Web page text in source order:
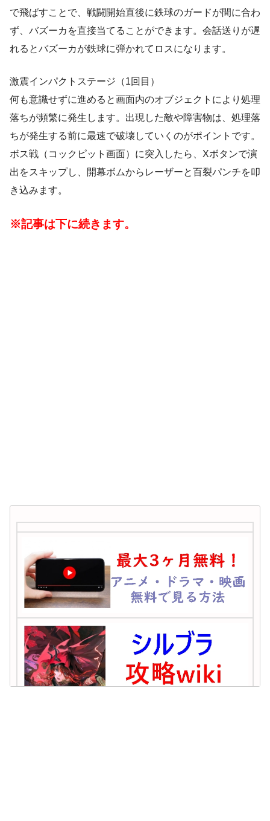
で飛ばすことで、戦闘開始直後に鉄球のガードが間に合わ
ず、バズーカを直接当てることができます。会話送りが遅
れるとバズーカが鉄球に弾かれてロスになります。
激震インパクトステージ（1回目）
何も意識せずに進めると画面内のオブジェクトにより処理
落ちが頻繁に発生します。出現した敵や障害物は、処理落
ちが発生する前に最速で破壊していくのがポイントです。
ボス戦（コックピット画面）に突入したら、Xボタンで演
出をスキップし、開幕ボムからレーザーと百裂パンチを叩
き込みます。
※記事は下に続きます。